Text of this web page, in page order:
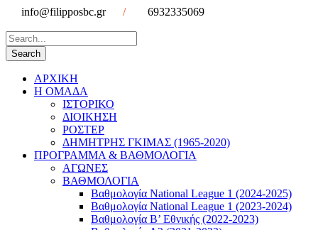
info@filipposbc.gr / 6932335069
ΑΡΧΙΚΗ
Η ΟΜΑΔΑ
ΙΣΤΟΡΙΚΟ
ΔΙΟΙΚΗΣΗ
ΡΟΣΤΕΡ
ΔΗΜΗΤΡΗΣ ΓΚΙΜΑΣ (1965-2020)
ΠΡΟΓΡΑΜΜΑ & ΒΑΘΜΟΛΟΓΙΑ
ΑΓΩΝΕΣ
ΒΑΘΜΟΛΟΓΙΑ
Βαθμολογία National League 1 (2024-2025)
Βαθμολογία National League 1 (2023-2024)
Βαθμολογία Β’ Εθνικής (2022-2023)